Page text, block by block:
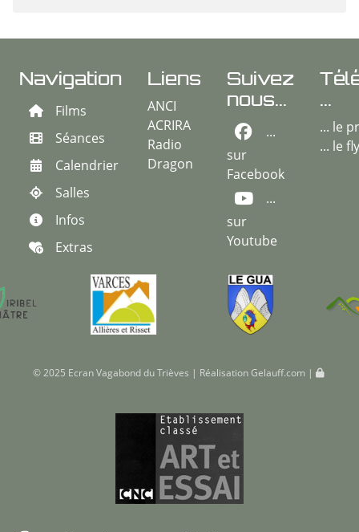
Navigation
Films
Séances
Calendrier
Salles
Infos
Extras
Liens
ANCI
ACRIRA
Radio
Dragon
Suivez
nous...
...
sur
Facebook
...
sur
Youtube
...
... le
... le
© 2025 Ecran Vagabond du Trièves | Réalisation Gelauff.com